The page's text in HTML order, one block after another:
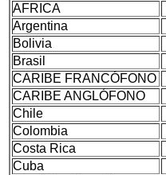
AFRICA
Argentina
Bolivia
Brasil
CARIBE FRANCÓFONO
CARIBE ANGLÓFONO
Chile
Colombia
Costa Rica
Cuba